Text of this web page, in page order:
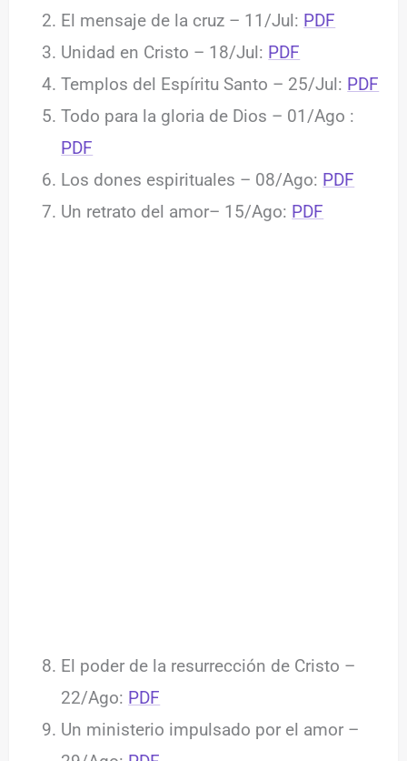
El mensaje de la cruz – 11/Jul: PDF
Unidad en Cristo – 18/Jul: PDF
Templos del Espíritu Santo – 25/Jul: PDF
Todo para la gloria de Dios – 01/Ago :
PDF
Los dones espirituales – 08/Ago: PDF
Un retrato del amor– 15/Ago: PDF
El poder de la resurrección de Cristo –
22/Ago: PDF
Un ministerio impulsado por el amor –